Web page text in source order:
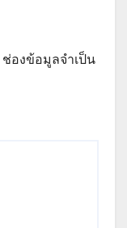
ช่องข้อมูลจำเป็น